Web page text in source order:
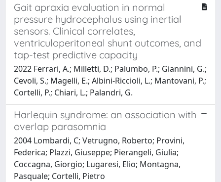
Gait apraxia evaluation in normal
pressure hydrocephalus using inertial
sensors. Clinical correlates,
ventriculoperitoneal shunt outcomes, and
tap-test predictive capacity
2022 Ferrari, A.; Milletti, D.; Palumbo, P.; Giannini, G.;
Cevoli, S.; Magelli, E.; Albini-Riccioli, L.; Mantovani, P.;
Cortelli, P.; Chiari, L.; Palandri, G.
Harlequin syndrome: an association with
overlap parasomnia
2004 Lombardi, C; Vetrugno, Roberto; Provini,
Federica; Plazzi, Giuseppe; Pierangeli, Giulia;
Coccagna, Giorgio; Lugaresi, Elio; Montagna,
Pasquale; Cortelli, Pietro